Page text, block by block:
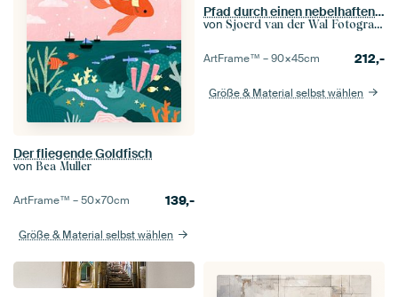
Der fliegende Goldfisch
von Bea Muller
ArtFrame™ –50×70cm 139,-
Größe & Material selbst wählen
Pfad durch einen nebelhaften Wald während eines nebeligen Wintertages
von Sjoerd van der Wal Fotografie
ArtFrame™ –90×45cm 212,-
Größe & Material selbst wählen